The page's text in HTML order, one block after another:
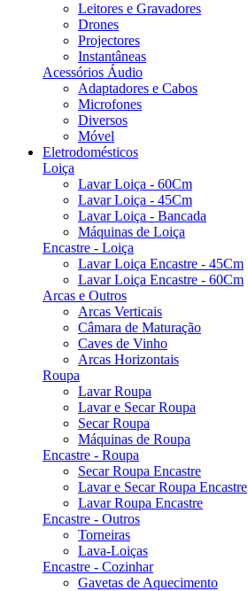
Leitores e Gravadores
Drones
Projectores
Instantâneas
Acessórios Áudio
Adaptadores e Cabos
Microfones
Diversos
Móvel
Eletrodomésticos
Loiça
Lavar Loiça - 60Cm
Lavar Loiça - 45Cm
Lavar Loiça - Bancada
Máquinas de Loiça
Encastre - Loiça
Lavar Loiça Encastre - 45Cm
Lavar Loiça Encastre - 60Cm
Arcas e Outros
Arcas Verticais
Câmara de Maturação
Caves de Vinho
Arcas Horizontais
Roupa
Lavar Roupa
Lavar e Secar Roupa
Secar Roupa
Máquinas de Roupa
Encastre - Roupa
Secar Roupa Encastre
Lavar e Secar Roupa Encastre
Lavar Roupa Encastre
Encastre - Outros
Torneiras
Lava-Loiças
Encastre - Cozinhar
Gavetas de Aquecimento